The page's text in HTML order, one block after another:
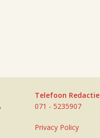
Telefoon Redactie
071 - 5235907
Privacy Policy